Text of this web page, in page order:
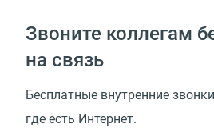
Звоните коллегам
на связь
Бесплатные внутренние
где есть Интернет.